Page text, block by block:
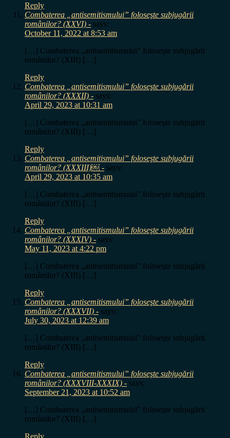
Reply
Combaterea „antisemitismului” foloseşte subjugării
românilor? (XXVI) - says:
October 11, 2022 at 8:53 am
[…] Combaterea „antisemitismului” foloseşte subjugării
românilor? (XIII) […]
Reply
Combaterea „antisemitismului” foloseşte subjugării
românilor? (XXXII) - says:
April 29, 2023 at 10:31 am
[…] Combaterea „antisemitismului” foloseşte subjugării
românilor? (XIII) […]
Reply
Combaterea „antisemitismului” foloseşte subjugării
românilor? (XXXIII)￼ - says:
April 29, 2023 at 10:35 am
[…] Combaterea „antisemitismului” foloseşte subjugării
românilor? (XIII) […]
Reply
Combaterea „antisemitismului” foloseşte subjugării
românilor? (XXXIV) - says:
May 11, 2023 at 4:22 pm
[…] Combaterea „antisemitismului” foloseşte subjugării
românilor? (XIII) […]
Reply
Combaterea „antisemitismului” foloseşte subjugării
românilor? (XXXVII) - says:
July 30, 2023 at 12:39 am
[…] Combaterea „antisemitismului” foloseşte subjugării
românilor? (XIII) […]
Reply
Combaterea „antisemitismului” foloseşte subjugării
românilor? (XXXVIII-XXXIX) - says:
September 21, 2023 at 10:52 am
[…] Combaterea „antisemitismului” foloseşte subjugării
românilor? (XIII) […]
Reply